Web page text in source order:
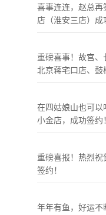
喜事连连，赵总再
店（淮安三店）成
重磅喜事！故宫、
北京蒋宅口店、鼓
在四姑娘山也可以
小金店，成功签约！
重磅喜报！热烈祝
签约！
年年有鱼，好运不